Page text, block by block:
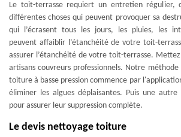
Le toit-terrasse requiert un entretien régulier,
différentes choses qui peuvent provoquer sa
qui l’écrasent tous les jours, les pluies, les
peuvent affaiblir l’étanchéité de votre toit-
assurer l’étanchéité de votre toit-terrasse.
artisans couvreurs professionnels. Notre
toiture à basse pression commence par
éliminer les algues déplaisantes. Puis une
pour assurer leur suppression complète.
Le devis nettoyage toiture